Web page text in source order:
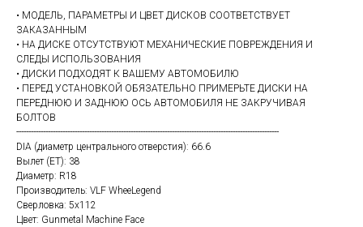
• МОДЕЛЬ, ПАРАМЕТРЫ И ЦВЕТ ДИСКОВ СООТВЕТСТВУЕТ
ЗАКАЗАННЫМ
• НА ДИСКЕ ОТСУТСТВУЮТ МЕХАНИЧЕСКИЕ ПОВРЕЖДЕНИЯ И
СЛЕДЫ ИСПОЛЬЗОВАНИЯ
• ДИСКИ ПОДХОДЯТ К ВАШЕМУ АВТОМОБИЛЮ
• ПЕРЕД УСТАНОВКОЙ ОБЯЗАТЕЛЬНО ПРИМЕРЬТЕ ДИСКИ НА
ПЕРЕДНЮЮ И ЗАДНЮЮ ОСЬ АВТОМОБИЛЯ НЕ ЗАКРУЧИВАЯ
БОЛТОВ
------------------------------------------------------------------------------------------------------------
DIA (диаметр центрального отверстия): 66.6
Вылет (ET): 38
Диаметр: R18
Производитель: VLF WheeLegend
Сверловка: 5х112
Цвет: Gunmetal Machine Face